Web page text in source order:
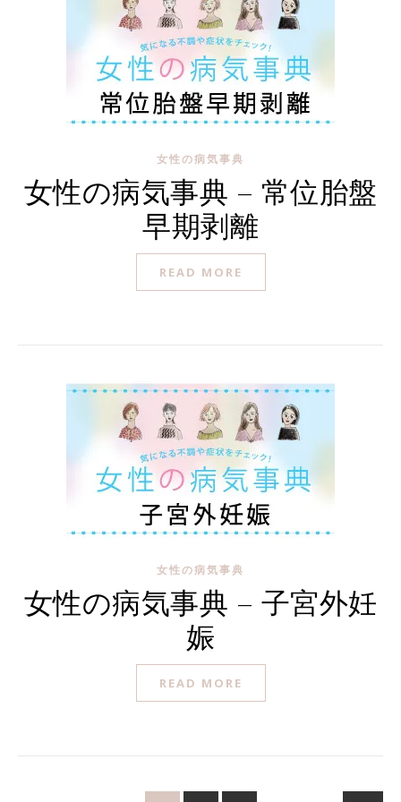
女性の病気事典
女性の病気事典 – 常位胎盤
早期剥離
READ MORE
女性の病気事典
女性の病気事典 – 子宮外妊
娠
READ MORE